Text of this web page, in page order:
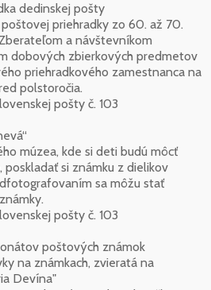
dedinskej pošty
priehradky zo 60. až 70.
a návštevníkom
dobových zbierkových predmetov
priehradkového zamestnanca na
polstoročia.
pošty č. 103
múzea, kde si deti budú môcť
si známku z dielikov
sa môžu stať
pošty č. 103
poštových známok
na známkach, zvieratá na
Devína"